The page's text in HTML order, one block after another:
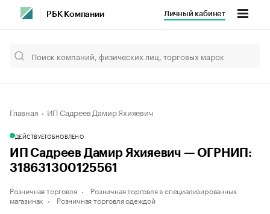
РБК Компании Личный кабинет
Главная ИП Садреев Дамир Яхияевич
ДЕЙСТВУЕТОБНОВЛЕНО
ИП Садреев Дамир Яхияевич — ОГРНИП:
318631300125561
Розничная торговля
Розничная торговля в специализированных
магазинах
Розничная торговля одеждой